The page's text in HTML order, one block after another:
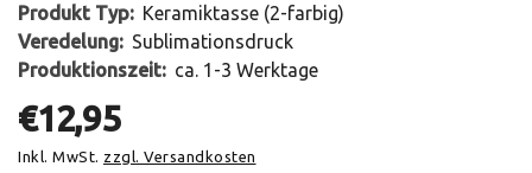
Produkt Typ: Keramiktasse (2-farbig)
Veredelung: Sublimationsdruck
Produktionszeit: ca. 1-3 Werktage
€12,95
Inkl. MwSt. zzgl. Versandkosten